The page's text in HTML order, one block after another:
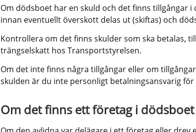
Om dödsboet har en skuld och det finns tillgångar i
innan eventuellt överskott delas ut (skiftas) och
Kontrollera om det finns skulder som ska betalas,
trängselskatt hos Transportstyrelsen.
Om det inte finns några tillgångar eller om
skulden är du inte personligt betalningsansvarig för
Om det finns ett företag i dödsboet